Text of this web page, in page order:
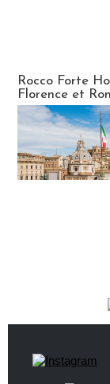
Rocco Forte
Florence et